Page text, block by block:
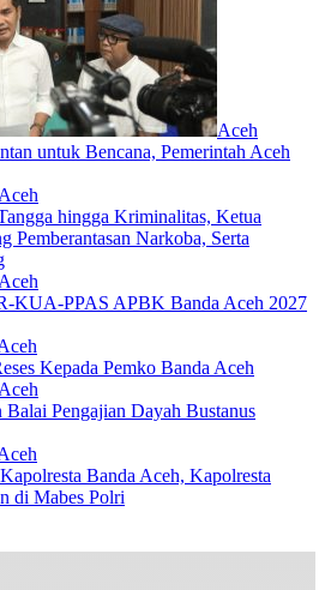
Aceh
untuk Bencana, Pemerintah Aceh
Aceh
hingga Kriminalitas, Ketua
Narkoba, Serta
Aceh
KUA-PPAS APBK Banda Aceh 2027
Kepada Pemko Banda Aceh
Aceh
Pengajian Dayah Bustanus
Banda Aceh, Kapolresta
di Mabes Polri